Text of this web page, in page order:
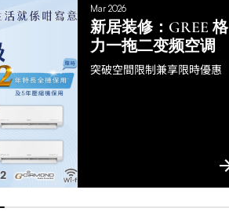
Mar 2026
新居装修：GREE 格
力一拖二变频空调
突破空間限制兼享限時優惠